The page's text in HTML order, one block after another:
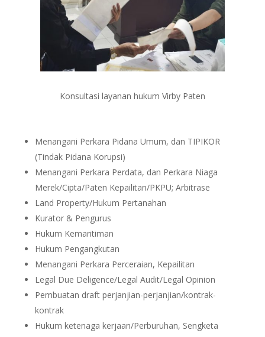
Konsultasi layanan hukum Virby Paten
Menangani Perkara Pidana Umum, dan TIPIKOR
(Tindak Pidana Korupsi)
Menangani Perkara Perdata, dan Perkara Niaga
Merek/Cipta/Paten Kepailitan/PKPU; Arbitrase
Land Property/Hukum Pertanahan
Kurator & Pengurus
Hukum Kemaritiman
Hukum Pengangkutan
Menangani Perkara Perceraian, Kepailitan
Legal Due Deligence/Legal Audit/Legal Opinion
Pembuatan draft perjanjian-perjanjian/kontrak-
kontrak
Hukum ketenaga kerjaan/Perburuhan, Sengketa